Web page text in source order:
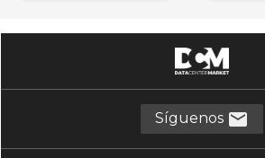
Síguenos